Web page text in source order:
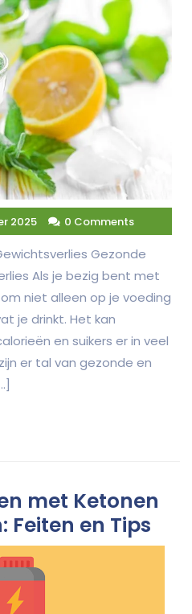
2025 0 Comments
Gezonde
Als je bezig bent met
niet alleen op je voeding
je drinkt. Het kan
en suikers er in veel
er tal van gezonde en
met Ketonen
Feiten en Tips